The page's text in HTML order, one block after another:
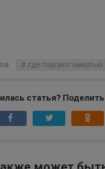
где торгуют смертью
статья?